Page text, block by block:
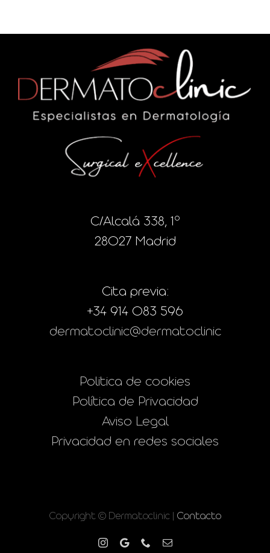
C/Alcalá 338, 1º
28027 Madrid
Cita previa:
+34 914 083 596
dermatoclinic@dermatoclinic
Politica de cookies
Política de Privacidad
Aviso Legal
Privacidad en redes sociales
Copyright © Dermatoclinic | Contacto
Instagram
Google PhoneCorreo